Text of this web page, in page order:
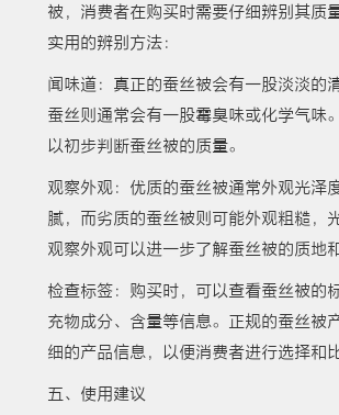
被，消费者在购买时需要仔细辨别其质
实用的辨别方法：
闻味道：真正的蚕丝被会有一股淡淡的
蚕丝则通常会有一股霉臭味或化学气味
以初步判断蚕丝被的质量。
观察外观：优质的蚕丝被通常外观光泽
腻，而劣质的蚕丝被则可能外观粗糙，
观察外观可以进一步了解蚕丝被的质地
检查标签：购买时，可以查看蚕丝被的
充物成分、含量等信息。正规的蚕丝被
细的产品信息，以便消费者进行选择和比
五、使用建议